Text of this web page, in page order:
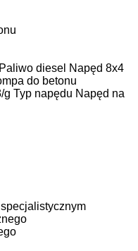
Paliwo diesel Napęd 8x4
do betonu
g Typ napędu Napęd na